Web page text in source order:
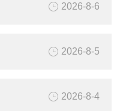
2026-8-6
2026-8-5
2026-8-4